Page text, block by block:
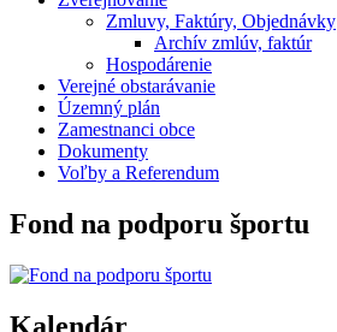
Zmluvy, Faktúry, Objednávky
Archív zmlúv, faktúr
Hospodárenie
Verejné obstarávanie
Územný plán
Zamestnanci obce
Dokumenty
Voľby a Referendum
Fond na podporu športu